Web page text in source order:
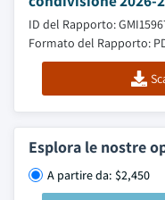
ID del Rapporto:
Formato del Rapporto:
Esplora le nostre
A partire da: $2,450